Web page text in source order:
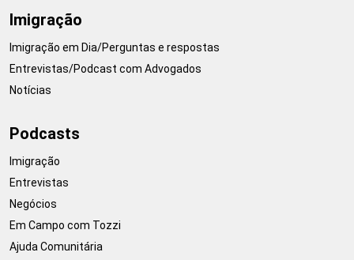
Imigração
Imigração em Dia/Perguntas e respostas
Entrevistas/Podcast com Advogados
Notícias
Podcasts
Imigração
Entrevistas
Negócios
Em Campo com Tozzi
Ajuda Comunitária